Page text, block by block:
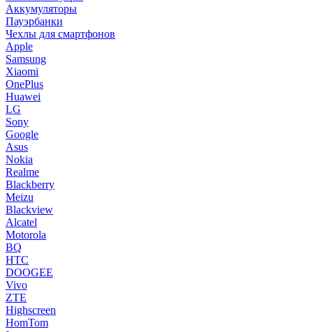
Аккумуляторы
Пауэрбанки
Чехлы для смартфонов
Apple
Samsung
Xiaomi
OnePlus
Huawei
LG
Sony
Google
Asus
Nokia
Realme
Blackberry
Meizu
Blackview
Alcatel
Motorola
BQ
HTC
DOOGEE
Vivo
ZTE
Highscreen
HomTom